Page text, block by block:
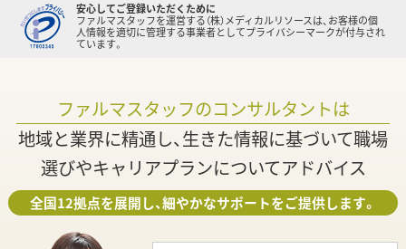
安心してご登録いただくために
ファルマスタッフを運営する（株）メディカルリソースは、お客様の個
人情報を適切に管理する事業者としてプライバシーマークが付与され
ています。
ファルマスタッフのコンサルタントは
地域と業界に精通し、生きた情報に基づいて職場
選びやキャリアプランについてアドバイス
全国12拠点を展開し、細やかなサポートをご提供します。